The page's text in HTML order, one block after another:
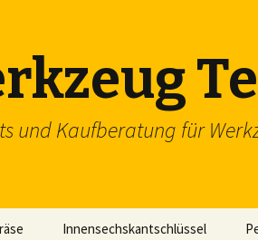
und Kaufberatung für
Innensechskantschlüssel